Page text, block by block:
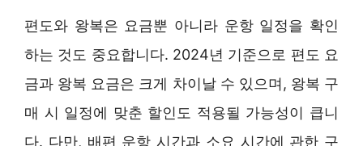
편도와 왕복은 요금뿐 아니라 운항 일정을 확인
하는 것도 중요합니다. 2024년 기준으로 편도 요
금과 왕복 요금은 크게 차이날 수 있으며, 왕복 구
매 시 일정에 맞춘 할인도 적용될 가능성이 큽니
다. 다만, 배편 운항 시간과 소요 시간에 관한 구